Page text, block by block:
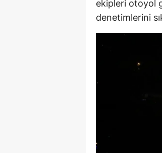
ekipleri otoyol
denetimlerini